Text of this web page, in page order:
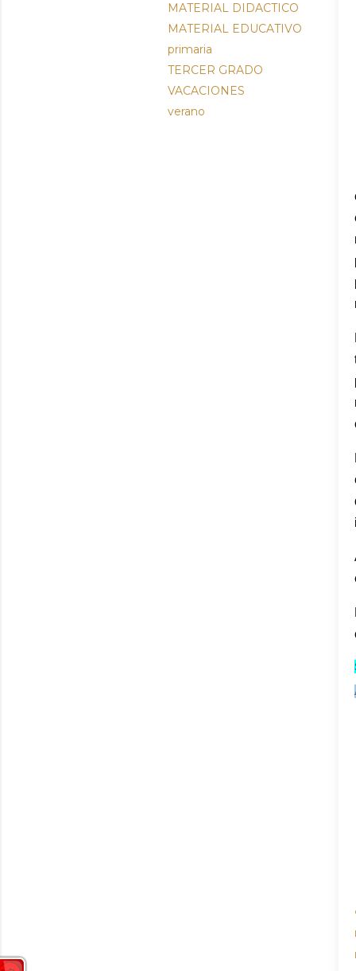
MATERIAL DIDACTICO
MATERIAL EDUCATIVO
primaria
TERCER GRADO
VACACIONES
verano